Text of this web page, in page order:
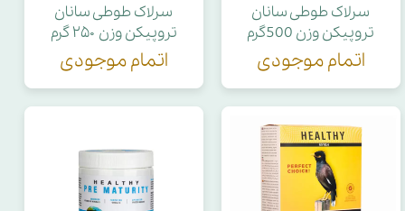
سرلاک طوطی سانان
تروپیکن وزن 500گرم
اتمام موجودی
سرلاک طوطی سانان
تروپیکن وزن ۲۵۰ گرم
اتمام موجودی